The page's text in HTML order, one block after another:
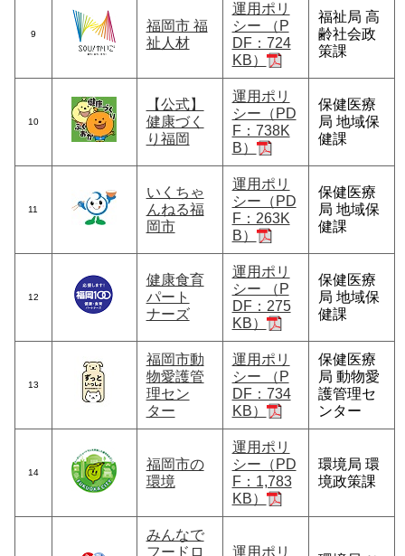
9
福岡市 福
祉人材
運用ポリ
シー （P
DF：724
KB）
福祉局 高
齢社会政
策課
10
【公式】
健康づく
り福岡
運用ポリ
シー（PD
F：738K
B）
保健医療
局 地域保
健課
11
いくちゃ
んねる福
岡市
運用ポリ
シー（PD
F：263K
B）
保健医療
局 地域保
健課
12
健康食育
パート
ナーズ
運用ポリ
シー （P
DF：275
KB）
保健医療
局 地域保
健課
13
福岡市動
物愛護管
理セン
ター
運用ポリ
シー （P
DF：734
KB）
保健医療
局 動物愛
護管理セ
ンター
14
福岡市の
環境
運用ポリ
シー（PD
F：1,783
KB）
環境局 環
境政策課
みんなで
フードロ
運用ポリ